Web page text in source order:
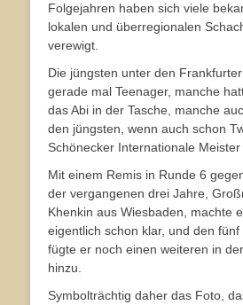
Folgejahren haben sich viele
lokalen und überregionalen
verewigt.
Die jüngsten unter den
gerade mal Teenager, manche
das Abi in der Tasche, manche
den jüngsten, wenn auch schon
Schönecker Internationale Meister
Mit einem Remis in Runde 6
der vergangenen drei Jahre,
Khenkin aus Wiesbaden, machte
eigentlich schon klar, und den
fügte er noch einen weiteren in
hinzu.
Symbolträchtig daher das Foto,